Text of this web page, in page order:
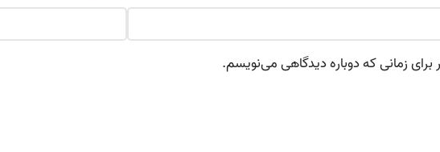
زمانی که دوباره دیدگاهی می‌نویسم.